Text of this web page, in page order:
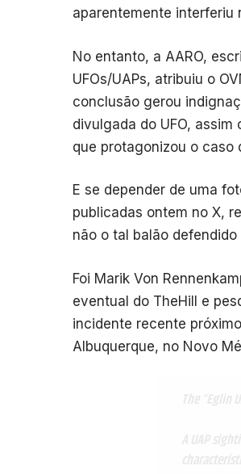
aparentemente interferiu
No entanto, a AARO,
UFOs/UAPs, atribuiu o
conclusão gerou
divulgada do UFO,
que protagonizou o caso
E se depender de uma
publicadas ontem no X,
não o tal balão defendido
Foi Marik Von
eventual do TheHill e
incidente recente
Albuquerque, no Novo